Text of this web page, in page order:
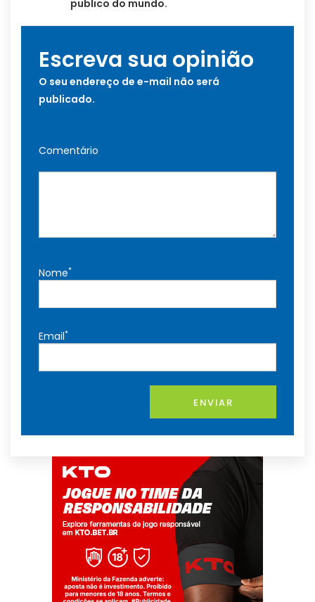
publico do mundo.
Escreva sua opinião
O seu endereço de e-mail não será
publicado.
Comentário
Nome*
Email*
ENVIAR